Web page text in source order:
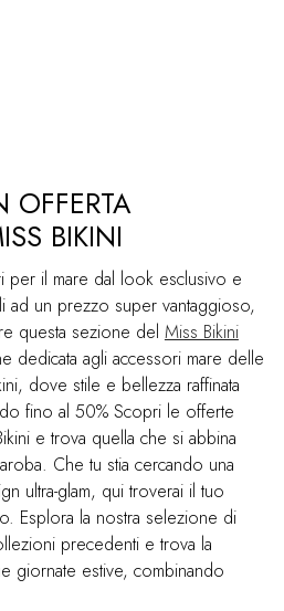
OFFERTA
BIKINI
per il mare dal look esclusivo e
ad un prezzo super vantaggioso,
questa sezione del Miss Bikini
dedicata agli accessori mare delle
dove stile e bellezza raffinata
fino al 50% Scopri le offerte
e trova quella che si abbina
Che tu stia cercando una
ultra-glam, qui troverai il tuo
Esplora la nostra selezione di
precedenti e trova la
giornate estive, combinando